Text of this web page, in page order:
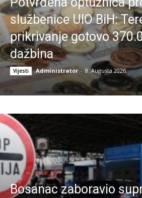
službenice UIO BiH:
prikrivanje gotovo
dažbina
Vijesti Administrator - 8. Augusta 2026.
Bosanac zaboravio